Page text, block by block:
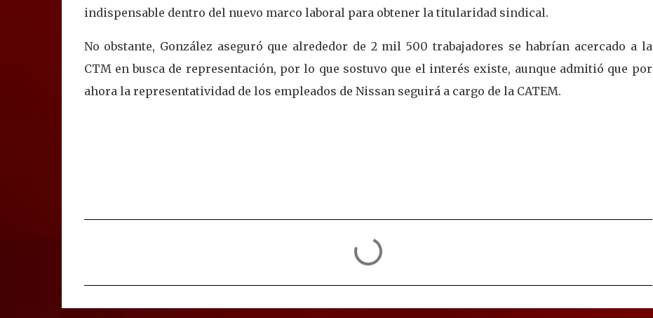
indispensable dentro del nuevo marco laboral para obtener la titularidad sindical.
No obstante, González aseguró que alrededor de 2 mil 500 trabajadores se habrían acercado a la
CTM en busca de representación, por lo que sostuvo que el interés existe, aunque admitió que por
ahora la representatividad de los empleados de Nissan seguirá a cargo de la CATEM.